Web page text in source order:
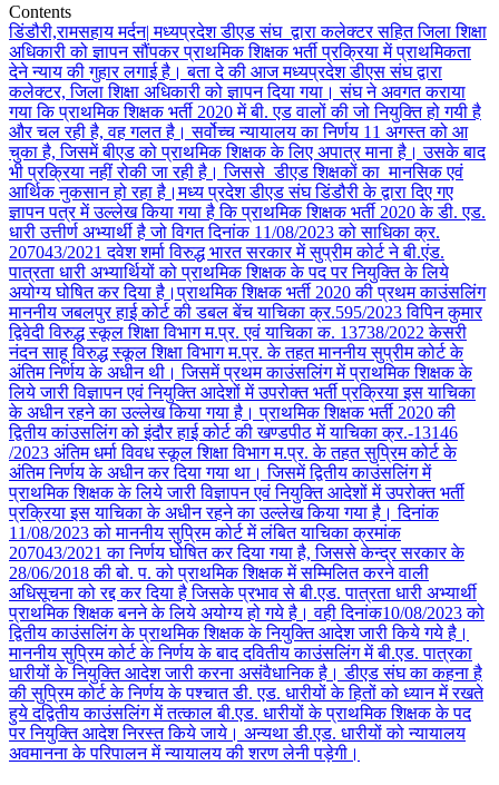
Contents
डिंडौरी,रामसहाय मर्दन| मध्यप्रदेश डीएड संघ द्वारा कलेक्टर सहित जिला शिक्षा
अधिकारी को ज्ञापन सौंपकर प्राथमिक शिक्षक भर्ती प्रक्रिया में प्राथमिकता
देने न्याय की गुहार लगाई है। बता दे की आज मध्यप्रदेश डीएस संघ द्वारा
कलेक्टर, जिला शिक्षा अधिकारी को ज्ञापन दिया गया। संघ ने अवगत कराया
गया कि प्राथमिक शिक्षक भर्ती 2020 में बी. एड वालों की जो नियुक्ति हो गयी है
और चल रही है, वह गलत है। सर्वोच्च न्यायालय का निर्णय 11 अगस्त को आ
चुका है, जिसमें बीएड को प्राथमिक शिक्षक के लिए अपात्र माना है। उसके बाद
भी प्रक्रिया नहीं रोकी जा रही है। जिससे डीएड शिक्षकों का मानसिक एवं
आर्थिक नुकसान हो रहा है।मध्य प्रदेश डीएड संघ डिंडौरी के द्वारा दिए गए
ज्ञापन पत्र में उल्लेख किया गया है कि प्राथमिक शिक्षक भर्ती 2020 के डी. एड.
धारी उत्तीर्ण अभ्यार्थी है जो विगत दिनांक 11/08/2023 को साधिका क्र.
207043/2021 दवेश शर्मा विरुद्ध भारत सरकार में सुप्रीम कोर्ट ने बी.एंड.
पात्रता धारी अभ्यार्थियों को प्राथमिक शिक्षक के पद पर नियुक्ति के लिये
अयोग्य घोषित कर दिया है।प्राथमिक शिक्षक भर्ती 2020 की प्रथम काउंसलिंग
माननीय जबलपुर हाई कोर्ट की डबल बेंच याचिका क्र.595/2023 विपिन कुमार
द्विवेदी विरुद्ध स्कूल शिक्षा विभाग म.प्र. एवं याचिका क. 13738/2022 केसरी
नंदन साहू विरुद्ध स्कूल शिक्षा विभाग म.प्र. के तहत माननीय सुप्रीम कोर्ट के
अंतिम निर्णय के अधीन थी। जिसमें प्रथम काउंसलिंग में प्राथमिक शिक्षक के
लिये जारी विज्ञापन एवं नियुक्ति आदेशों में उपरोक्त भर्ती प्रक्रिया इस याचिका
के अधीन रहने का उल्लेख किया गया है। प्राथमिक शिक्षक भर्ती 2020 की
द्वितीय कांउसलिंग को इंदौर हाई कोर्ट की खण्डपीठ में याचिका क्र.-13146
/2023 अंतिम धर्मा विवध स्कूल शिक्षा विभाग म.प्र. के तहत सुप्रिम कोर्ट के
अंतिम निर्णय के अधीन कर दिया गया था। जिसमें द्वितीय काउंसलिंग में
प्राथमिक शिक्षक के लिये जारी विज्ञापन एवं नियुक्ति आदेशों में उपरोक्त भर्ती
प्रक्रिया इस याचिका के अधीन रहने का उल्लेख किया गया है। दिनांक
11/08/2023 को माननीय सुप्रिम कोर्ट में लंबित याचिका क्रमांक
207043/2021 का निर्णय घोषित कर दिया गया है, जिससे केन्द्र सरकार के
28/06/2018 की बो. प. को प्राथमिक शिक्षक में सम्मिलित करने वाली
अधिसूचना को रद्द कर दिया है जिसके प्रभाव से बी.एड. पात्रता धारी अभ्यार्थी
प्राथमिक शिक्षक बनने के लिये अयोग्य हो गये है। वही दिनांक10/08/2023 को
द्वितीय काउंसलिंग के प्राथमिक शिक्षक के नियुक्ति आदेश जारी किये गये है।
माननीय सुप्रिम कोर्ट के निर्णय के बाद दवितीय काउंसलिंग में बी.एड. पात्रका
धारीयों के नियुक्ति आदेश जारी करना असंवैधानिक है। डीएड संघ का कहना है
की सुप्रिम कोर्ट के निर्णय के पश्चात डी. एड. धारीयों के हितों को ध्यान में रखते
हुये दद्वितीय काउंसलिंग में तत्काल बी.एड. धारीयों के प्राथमिक शिक्षक के पद
पर नियुक्ति आदेश निरस्त किये जाये। अन्यथा डी.एड. धारीयों को न्यायालय
अवमानना के परिपालन में न्यायालय की शरण लेनी पड़ेगी।